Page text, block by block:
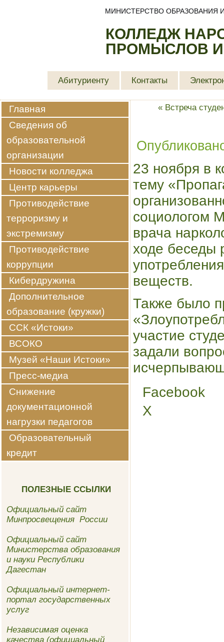
КОЛЛЕДЖ
ПРОМЫСЛОВ
МИНИСТЕРСТВО ОБРАЗОВАНИЯ
Абитуриенту Контакты
Главная
Сведения об
образовательной
организации
Новости колледжа
Центр карьеры
Противодействие
терроризму и
экстремизму
Противодействие
коррупции
Кибердружина
Дополнительное
образование (кружки)
ССК «Истоки»
ВСОКО
Музей «Наши Истоки»
Пресс-медиа
Снижение
документационной
нагрузки педагогов
Образовательный
кредит
ПОЛЕЗНЫЕ ССЫЛКИ
Официальный сайт
Минпросвещения России
Официальный сайт
Министерства образования
и науки Республики
Дагестан
Официальный интернет-
портал государственных
услуг
Независимая оценка
качества (официальный
« Встреча
23 ноября в
тему
социологом
врача
ходе беседы
веществ.
Также было
участие
задали
Share
the
post
Facebook
X